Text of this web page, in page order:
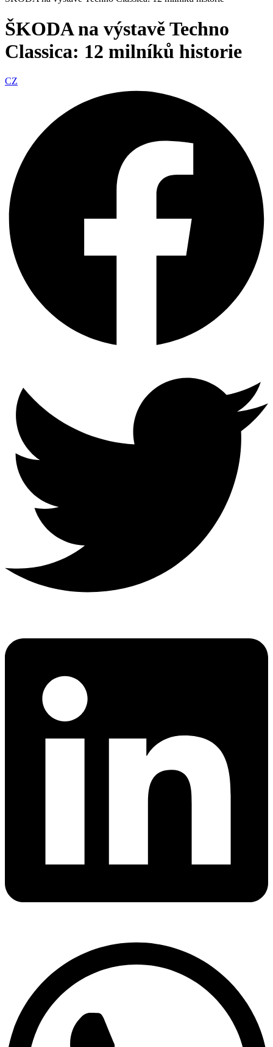
ŠKODA na výstavě Techno
Classica: 12 milníků historie
CZ